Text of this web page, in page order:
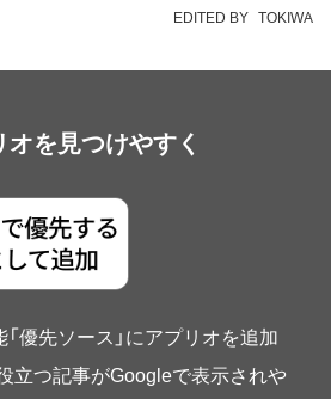
EDITED BY TOKIWA
を見つけやすく
優先ソース」にアプリオを追加
立つ記事がGoogleで表示されや